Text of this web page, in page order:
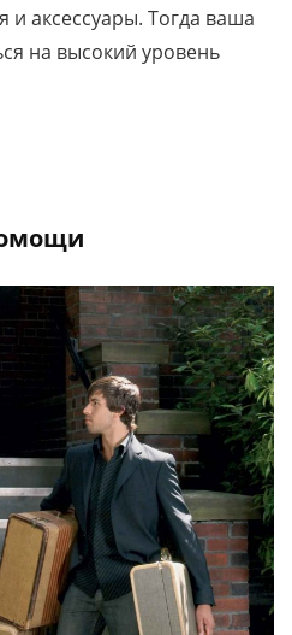
и аксессуары. Тогда ваша
на высокий уровень